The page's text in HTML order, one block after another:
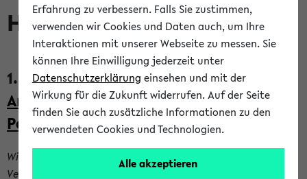
Herr Dr. Martin Gurin
K
o
n
t
1.
Fakultät für Soziologie /
Arbeitsbereiche / Arbeitsbereich 4 -
Politik und Gesellschaft / AG Blum
Wissenschaftlicher Mitarbeiter im Arbeitsbereich
Vergleichende Politikwissenschaft und Politikfeldanalyse
Erfahrung zu verbessern. Falls Sie zustimmen,
verwenden wir Cookies und Daten auch, um Ihre
Interaktionen mit unserer Webseite zu messen. Sie
können Ihre Einwilligung jederzeit unter
Datenschutzerklärung einsehen und mit der
Wirkung für die Zukunft widerrufen. Auf der Seite
finden Sie auch zusätzliche Informationen zu den
verwendeten Cookies und Technologien.
Alle akzeptieren